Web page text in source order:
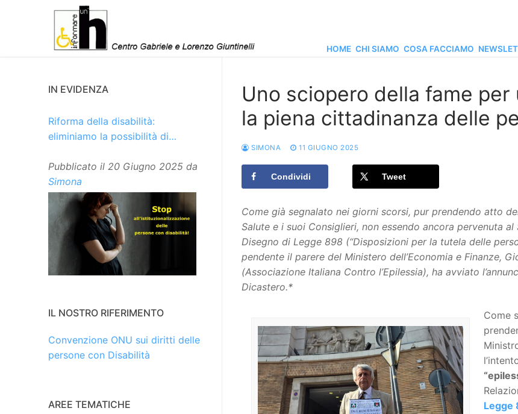
HOME CHI SIAMO COSA FACCIAMO
Uno sciopero della fame
la piena cittadinanza delle
SIMONA 11 GIUGNO 2025
Condividi Tweet
Come già segnalato nei giorni scorsi, pur prendendo atto
Salute e i suoi Consiglieri, non essendo ancora pervenuta
Disegno di Legge 898 (“Disposizioni per la tutela delle
pendente il parere del Ministero dell’Economia e Finanze,
(Associazione Italiana Contro l’Epilessia), ha avviato
Dicastero.*
Come
Legge
IN EVIDENZA
Riforma della disabilità:
eliminiamo la possibilità di
Pubblicato il 20 Giugno 2025 da
Simona
IL NOSTRO RIFERIMENTO
Convenzione ONU sui diritti delle
persone con Disabilità
AREE TEMATICHE